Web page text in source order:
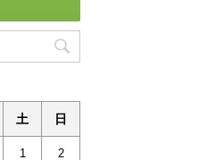
土 日
1 2